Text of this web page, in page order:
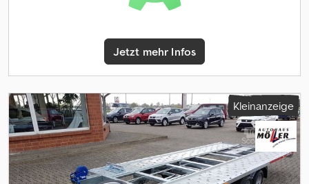
Sonderausstattung Ohne Ausstattung Lochstandschienen (VDI
Stützrad Handseilwinde inkl. Halter Ladefläche hinten geneigt
Rahmen geschweißt und verzinkt Seitliches Lochprofil Stahl-
Auffahrrampen unterschiebbar Unterlegkeile V-Deichsel AL-KO
100km/h Bescheinigung inkl. Nachrüstung 6x Radstoßdämpfer
(Leermasse Zugfahrzeug min. 3.182kg) Abstellstützen Alu-
Auffahrrampen Alubodenplatten zwischen den
Lochstandschienen Anhängerschloss LED-Beleuchtung
Radstopper Reserverad 195/50 R13C inkl. Halter
Siebdruckbodenplatten zwischen den Lochstandschienen
Jetzt mehr Infos
Kleinanzeige